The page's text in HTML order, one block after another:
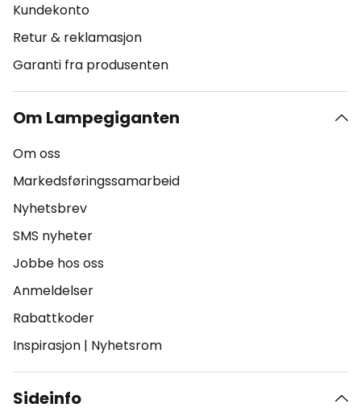
Kundekonto
Retur & reklamasjon
Garanti fra produsenten
Om Lampegiganten
Om oss
Markedsføringssamarbeid
Nyhetsbrev
SMS nyheter
Jobbe hos oss
Anmeldelser
Rabattkoder
Inspirasjon | Nyhetsrom
Sideinfo